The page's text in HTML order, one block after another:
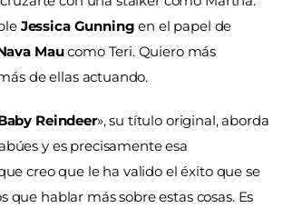
Jessica Gunning en el papel de
Maucomo Teri. Quiero más
de ellas actuando.
Reindeer», su título original, aborda
y es precisamente esa
creo que le ha valido el éxito que se
que hablar más sobre estas cosas. Es